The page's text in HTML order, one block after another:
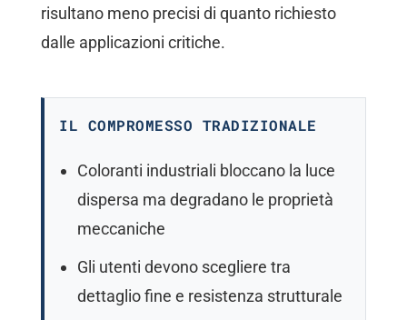
risultano meno precisi di quanto richiesto
dalle applicazioni critiche.
IL COMPROMESSO TRADIZIONALE
Coloranti industriali bloccano la luce
dispersa ma degradano le proprietà
meccaniche
Gli utenti devono scegliere tra
dettaglio fine e resistenza strutturale